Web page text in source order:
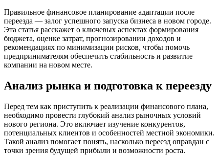
Правильное финансовое планирование адаптации после
переезда — залог успешного запуска бизнеса в новом городе.
Эта статья расскажет о ключевых аспектах формирования
бюджета, оценке затрат, прогнозировании доходов и
рекомендациях по минимизации рисков, чтобы помочь
предпринимателям обеспечить стабильность и развитие
компании на новом месте.
Анализ рынка и подготовка к переезду
Перед тем как приступить к реализации финансового плана,
необходимо провести глубокий анализ рыночных условий
нового региона. Это включает изучение конкурентов,
потенциальных клиентов и особенностей местной экономики.
Такой анализ помогает понять, насколько переезд оправдан с
точки зрения будущей прибыли и возможности роста.